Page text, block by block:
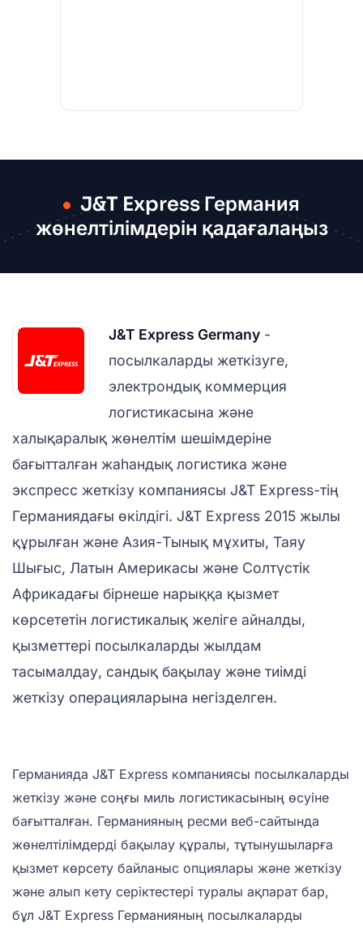
J&T Express Германия
жөнелтілімдерін қадағалаңыз
J&T Express Germany -
посылкаларды жеткізуге,
электрондық коммерция
логистикасына және
халықаралық жөнелтім шешімдеріне
бағытталған жаһандық логистика және
экспресс жеткізу компаниясы J&T Express-тің
Германиядағы өкілдігі. J&T Express 2015 жылы
құрылған және Азия-Тынық мұхиты, Таяу
Шығыс, Латын Америкасы және Солтүстік
Африкадағы бірнеше нарыққа қызмет
көрсететін логистикалық желіге айналды,
қызметтері посылкаларды жылдам
тасымалдау, сандық бақылау және тиімді
жеткізу операцияларына негізделген.
Германияда J&T Express компаниясы посылкаларды
жеткізу және соңғы миль логистикасының өсуіне
бағытталған. Германияның ресми веб-сайтында
жөнелтілімдерді бақылау құралы, тұтынушыларға
қызмет көрсету байланыс опциялары және жеткізу
және алып кету серіктестері туралы ақпарат бар,
бұл J&T Express Германияның посылкаларды